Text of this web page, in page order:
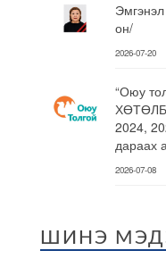
он/
2026-07-20
“Оюу
2024,
дараах
2026-07-08
ШИНЭ